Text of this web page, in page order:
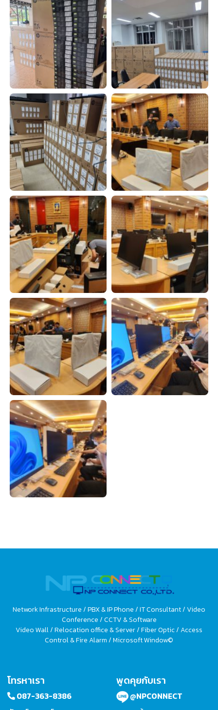
Network Infrastructure / PBX & IP Phone / IT Consultant / Video
Conference / CCTV & Software
Video Wall / Relocation office & Server / Fiber Optic / Access
Control & Fire Alarm / Microsoft Window©
โทรหาเรา
087-363-8386
พูดคุยกับเรา
@NPCONNECT